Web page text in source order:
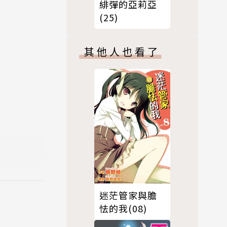
也一併
緋彈的亞莉亞
(25)
其他人也看了
迷茫管家與膽
怯的我(08)